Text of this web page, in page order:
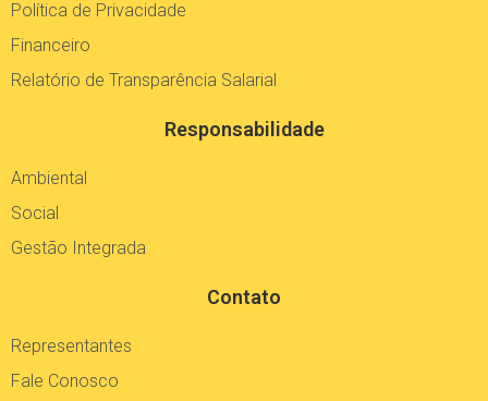
Política de Privacidade
Financeiro
Relatório de Transparência Salarial
Responsabilidade
Ambiental
Social
Gestão Integrada
Contato
Representantes
Fale Conosco